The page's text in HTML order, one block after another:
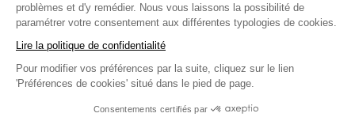
problèmes et d'y remédier. Nous vous laissons la possibilité de
paramétrer votre consentement aux différentes typologies de cookies.
Lire la politique de confidentialité
Pour modifier vos préférences par la suite, cliquez sur le lien
'Préférences de cookies' situé dans le pied de page.
Consentements certifiés par
manteaux et vestes sont parfaits pour réchauffer votre garçon ! Portés par-dessus un
pull ou un sweat, nos manteaux et vestes sauront répondre à vos besoins. Ajoutez à
froid avec style et à petit prix !